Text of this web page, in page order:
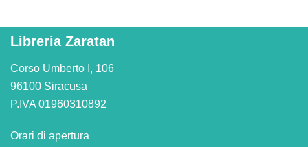
Libreria Zaratan
Corso Umberto I, 106
96100 Siracusa
P.IVA 01960310892
Orari di apertura